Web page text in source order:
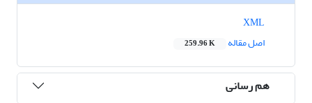
اصل مقاله
259.96 K
هم رسانی